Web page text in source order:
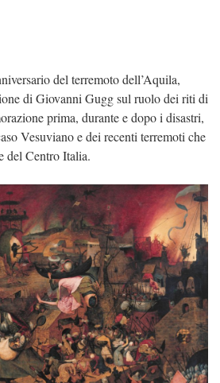
del terremoto dell’Aquila,
di Giovanni Gugg sul ruolo dei riti di
prima, durante e dopo i disastri,
Vesuviano e dei recenti terremoti che
del Centro Italia.